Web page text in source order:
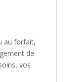
au forfait,
de
vos